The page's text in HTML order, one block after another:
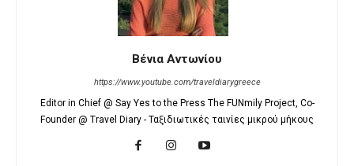
Βένια Αντωνίου
https://www.youtube.com/traveldiarygreece
Editor in Chief @ Say Yes to the Press The FUNmily Project, Co-
Founder @ Travel Diary - Ταξιδιωτικές ταινίες μικρού μήκους